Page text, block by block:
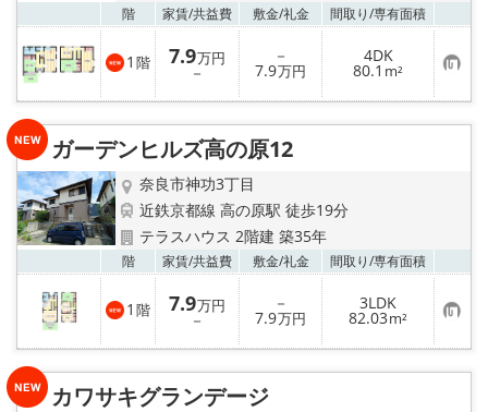
階 家賃/共益費 敷金/礼金 間取り/専有面積
1 階 7.9万円
－
－
7.9万円
4DK
80.1 m² お
気
に
り
ガーデンヒルズ高の原12
奈良市神功3丁目
近鉄京都線 高の原駅 徒歩19分
テラスハウス 2階建 築35年
階 家賃/共益費 敷金/礼金 間取り/専有面積
1 階 7.9万円
－
－
7.9万円
3LDK
82.03m² お
気
に
り
カワサキグランデージ